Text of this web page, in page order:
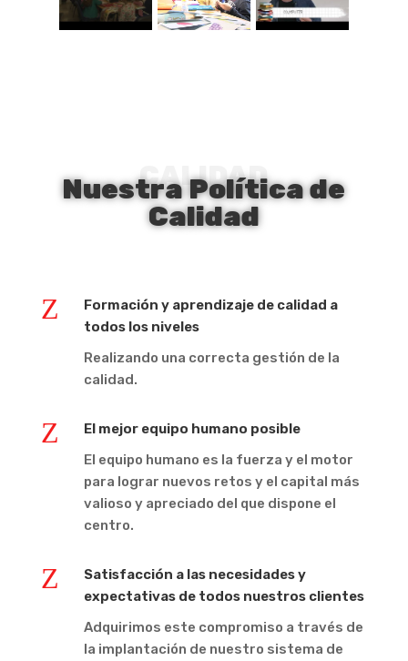
CALIDAD
Nuestra Política de
Calidad
Z
Formación y aprendizaje de calidad a
todos los niveles
Realizando una correcta gestión de la
calidad.
Z
El mejor equipo humano posible
El equipo humano es la fuerza y el motor
para lograr nuevos retos y el capital más
valioso y apreciado del que dispone el
centro.
Z
Satisfacción a las necesidades y
expectativas de todos nuestros clientes
Adquirimos este compromiso a través de
la implantación de nuestro sistema de